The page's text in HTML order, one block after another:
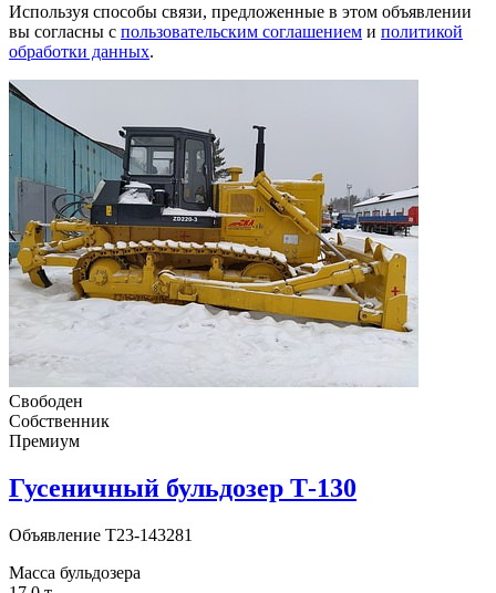
Используя способы связи, предложенные в этом объявлении
вы согласны с пользовательским соглашением и политикой
обработки данных.
Свободен
Собственник
Премиум
Гусеничный бульдозер Т-130
Объявление T23-143281
Масса бульдозера